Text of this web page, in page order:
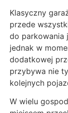
Klasyczny
przede
do parkowania
jednak w
dodatkowej
przybywa nie
kolejnych
W wielu